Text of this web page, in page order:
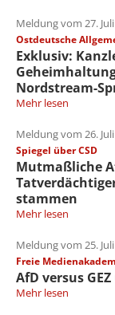
Meldung vom 27.
Ostdeutsche
Exklusiv:
Nordstream-
Mehr lesen
Meldung vom 26.
Spiegel über CSD
Mutmaßliche
stammen
Mehr lesen
Meldung vom 25.
Freie
AfD versus
Mehr lesen